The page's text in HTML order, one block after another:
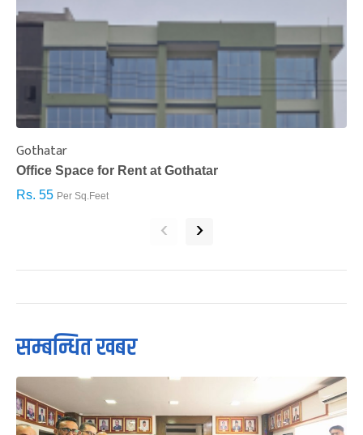
Gothatar
Office Space for Rent at Gothatar
Rs. 55 Per Sq.Feet
‹ ›
सम्बन्धित खबर